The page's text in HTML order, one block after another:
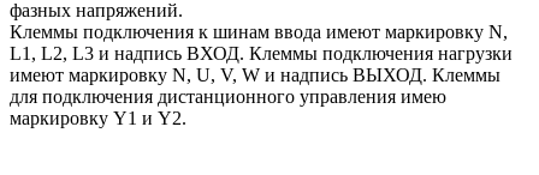
фазных напряжений.
Клеммы подключения к шинам ввода имеют маркировку N,
L1, L2, L3 и надпись ВХОД. Клеммы подключения нагрузки
имеют маркировку N, U, V, W и надпись ВЫХОД. Клеммы
для подключения дистанционного управления имею
маркировку Y1 и Y2.